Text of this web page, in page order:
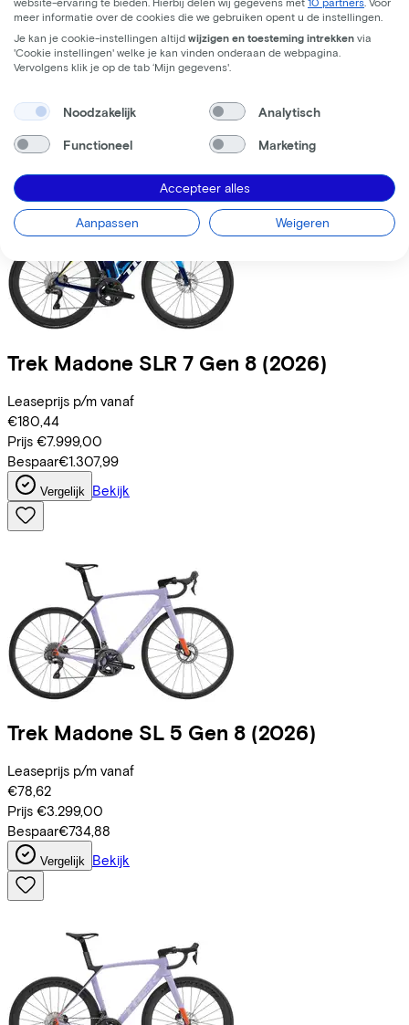
€191,56
Prijs €8.499,00
Vergelijk Bekijk
Trek Madone SLR 7 Gen 8 (2026)
Leaseprijs p/m vanaf
€180,44
Prijs €7.999,00
Bespaar€1.307,99
Vergelijk Bekijk
Trek Madone SL 5 Gen 8 (2026)
Leaseprijs p/m vanaf
€78,62
Prijs €3.299,00
Bespaar€734,88
Vergelijk Bekijk
meer informatie over de cookies die we gebruiken opent u de instellingen.
Je kan je cookie-instellingen altijd wijzigen en toesteming intrekken via
'Cookie instellingen' welke je kan vinden onderaan de webpagina.
Vervolgens klik je op de tab ‘Mijn gegevens'.
Noodzakelijk Analytisch
Functioneel Marketing
Accepteer alles
Aanpassen Weigeren